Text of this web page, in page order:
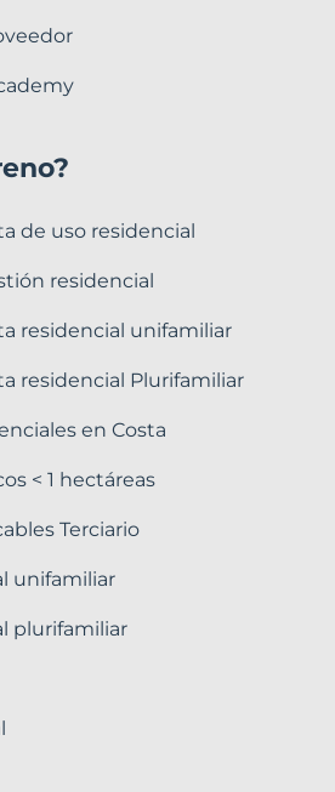
de uso residencial
residencial
residencial unifamiliar
residencial Plurifamiliar
en Costa
< 1 hectáreas
Terciario
unifamiliar
plurifamiliar